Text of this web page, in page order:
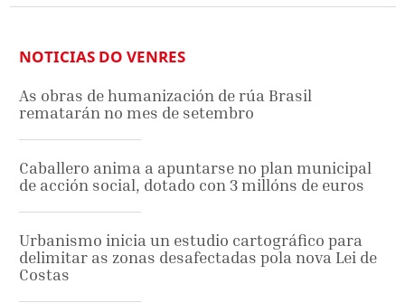
NOTICIAS DO VENRES
As obras de humanización de rúa Brasil
rematarán no mes de setembro
Caballero anima a apuntarse no plan municipal
de acción social, dotado con 3 millóns de euros
Urbanismo inicia un estudio cartográfico para
delimitar as zonas desafectadas pola nova Lei de
Costas